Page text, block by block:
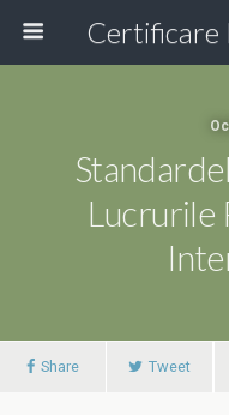
Lucrurile
Share Tweet